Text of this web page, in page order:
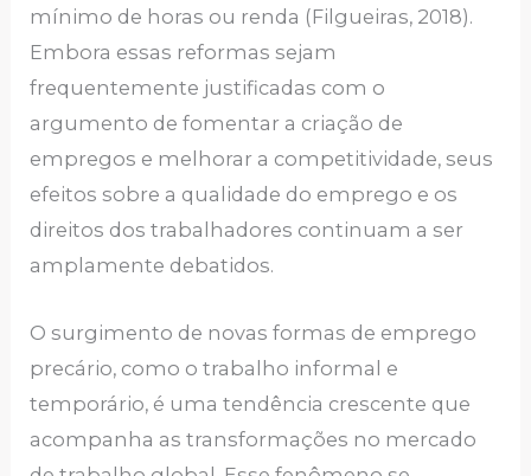
mínimo de horas ou renda (Filgueiras, 2018).
Embora essas reformas sejam
frequentemente justificadas com o
argumento de fomentar a criação de
empregos e melhorar a competitividade, seus
efeitos sobre a qualidade do emprego e os
direitos dos trabalhadores continuam a ser
amplamente debatidos.
O surgimento de novas formas de emprego
precário, como o trabalho informal e
temporário, é uma tendência crescente que
acompanha as transformações no mercado